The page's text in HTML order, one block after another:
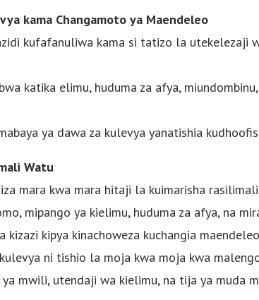
kama Changamoto ya Maendeleo
kufafanuliwa kama si tatizo la utekelezaji
katika elimu, huduma za afya,
ya dawa za kulevya yanatishia
Watu
mara kwa mara hitaji la kuimarisha
mipango ya kielimu, huduma za afya, na
kipya kinachoweza kuchangia
ni tishio la moja kwa moja kwa
mwili, utendaji wa kielimu, na tija ya muda